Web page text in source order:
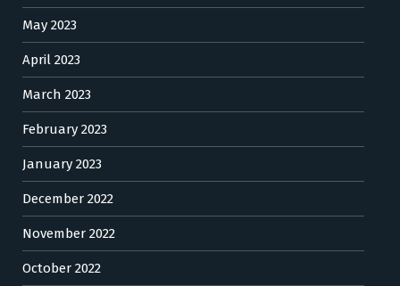
May 2023
April 2023
March 2023
February 2023
January 2023
December 2022
November 2022
October 2022